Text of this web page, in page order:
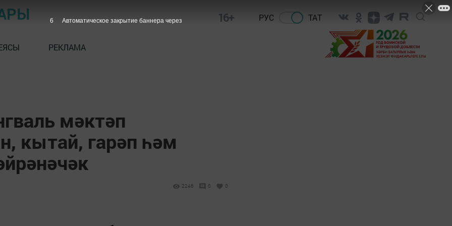
16+ РУС ТАТ
РЕКЛАМА
мәктәп
кытай, гарәп һәм
2246 0 0
5 Автоматическое закрытие баннера через